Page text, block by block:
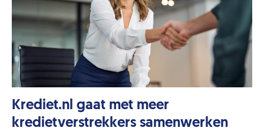
Krediet.nl gaat met meer
kredietverstrekkers samenwerken